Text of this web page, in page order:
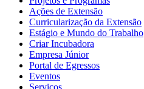
Ações de Extensão
Curricularização da Extensão
Estágio e Mundo do Trabalho
Criar Incubadora
Empresa Júnior
Portal de Egressos
Eventos
Serviços